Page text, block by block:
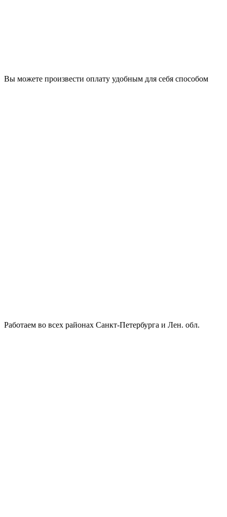
Вы можете произвести оплату удобным для себя способом
Работаем во всех районах Санкт-Петербурга и Лен. обл.